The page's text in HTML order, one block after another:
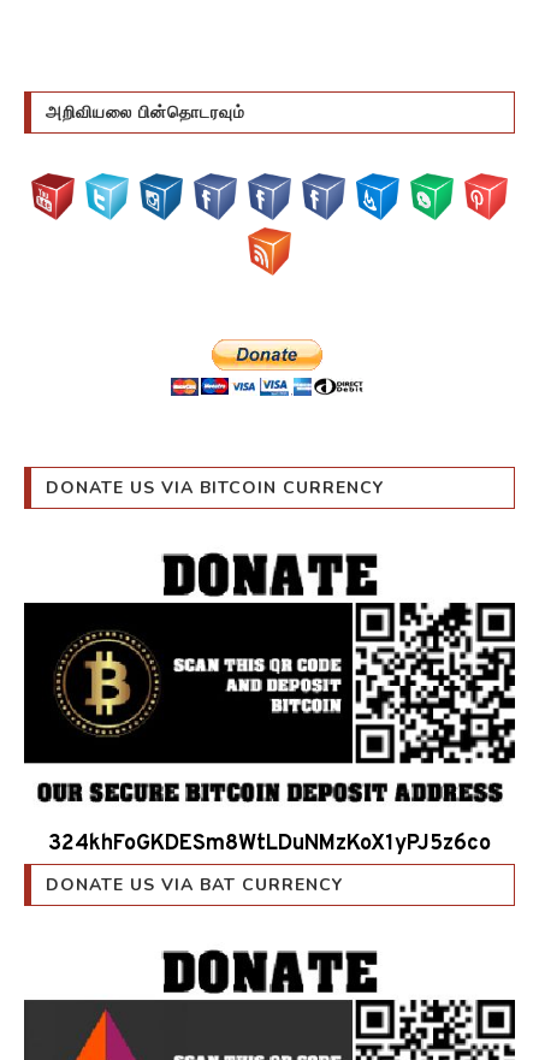
அறிவியலை பின்தொடரவும்
DONATE US VIA BITCOIN CURRENCY
324khFoGKDESm8WtLDuNMzKoX1yPJ5z6co
DONATE US VIA BAT CURRENCY